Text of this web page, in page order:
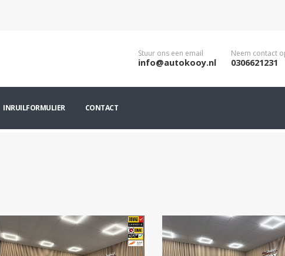
Stuur ons een email
info@autokooy.nl
Neem contact
0306621231
INRUILFORMULIER CONTACT